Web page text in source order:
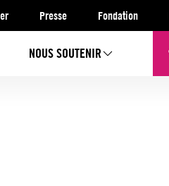
Presse Fondation
NOUS SOUTENIR